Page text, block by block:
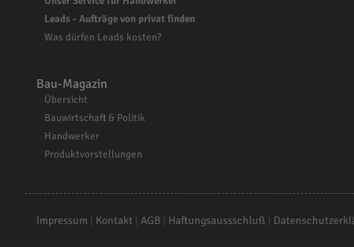
Leads - Aufträge von privat finden
Was dürfen Leads kosten?
Bau-Magazin
Übersicht
Bauwirtschaft & Politik
Handwerker
Produktvorstellungen
Impressum Kontakt| AGB| Haftungsaussschluß